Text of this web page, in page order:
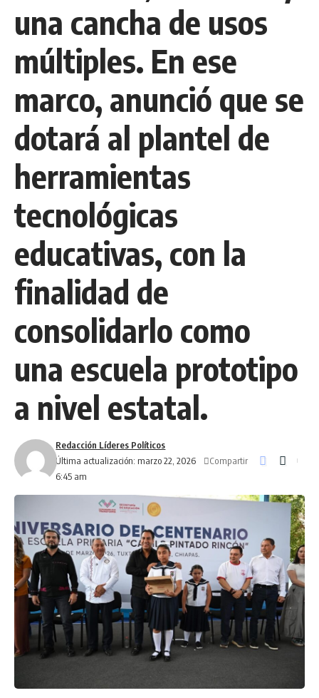
una cancha de usos
múltiples. En ese
marco, anunció que se
dotará al plantel de
herramientas
tecnológicas
educativas, con la
finalidad de
consolidarlo como
una escuela prototipo
a nivel estatal.
Última actualización: marzo 22, 2026
6:45 am
Redacción Líderes Políticos
Compartir